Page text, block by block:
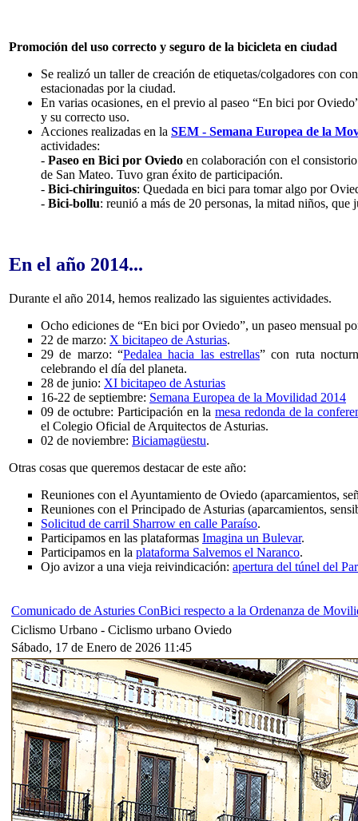
Promoción del uso correcto y seguro de la bicicleta en ciudad
Se realizó un taller de creación de etiquetas/colgadores con
estacionadas por la ciudad.
En varias ocasiones, en el previo al paseo “En bici por
y su correcto uso.
Acciones realizadas en la SEM - Semana Europea de la
actividades:
- Paseo en Bici por Oviedo en colaboración con el
de San Mateo. Tuvo gran éxito de participación.
- Bici-chiringuitos: Quedada en bici para tomar algo por
- Bici-bollu: reunió a más de 20 personas, la mitad niños,
En el año 2014...
Durante el año 2014, hemos realizado las siguientes actividades.
Ocho ediciones de “En bici por Oviedo”, un paseo mensual
22 de marzo: X bicitapeo de Asturias.
29 de marzo: “Pedalea hacia las estrellas” con ruta
celebrando el día del planeta.
28 de junio: XI bicitapeo de Asturias
16-22 de septiembre: Semana Europea de la Movilidad 2014
09 de octubre: Participación en lamesa redonda de la
el Colegio Oficial de Arquitectos de Asturias.
02 de noviembre: Biciamagüestu.
Otras cosas que queremos destacar de este año:
Reuniones con el Ayuntamiento de Oviedo (aparcamientos,
Reuniones con el Principado de Asturias (aparcamientos,
Solicitud de carril Sharrow en calle Paraíso.
Participamos en las plataformas Imagina un Bulevar.
Participamos en la plataforma Salvemos el Naranco.
Ojo avizor a una vieja reivindicación: apertura del túnel del
Comunicado de Asturies ConBici respecto a la Ordenanza de
Ciclismo Urbano - Ciclismo urbano Oviedo
Sábado, 17 de Enero de 2026 11:45